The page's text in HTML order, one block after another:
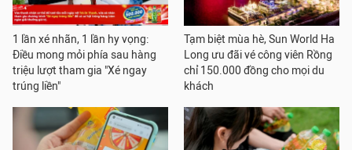
1 lần xé nhãn, 1 lần hy vọng:
Điều mong mỏi phía sau hàng
triệu lượt tham gia "Xé ngay
trúng liền"
Tạm biệt mùa hè, Sun World Ha
Long ưu đãi vé công viên Rồng
chỉ 150.000 đồng cho mọi du
khách